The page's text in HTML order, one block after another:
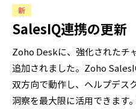
SalesIQ連携の更新
新
Zoho Deskに、強化されたチ
追加されました。Zoho
双方向で動作し、ヘルプデス
洞察を最大限に活用できます